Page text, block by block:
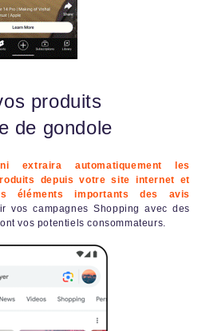
produits
de gondole
extraira automatiquement les
depuis votre site internet et
éléments importants des avis
vos campagnes Shopping avec des
vos potentiels consommateurs.